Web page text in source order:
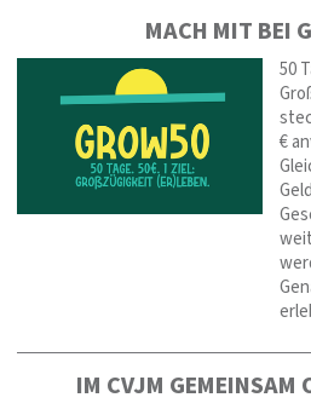
MACH MIT BEI
50
€
IM CVJM GEMEINSAM